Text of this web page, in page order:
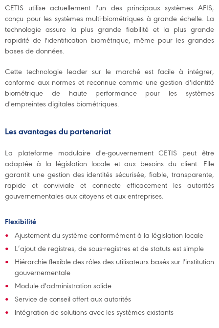
CETIS utilise actuellement l'un des principaux systèmes AFIS,
conçu pour les systèmes multi-biométriques à grande échelle. La
technologie assure la plus grande fiabilité et la plus grande
rapidité de l'identification biométrique, même pour les grandes
bases de données.
Cette technologie leader sur le marché est facile à intégrer,
conforme aux normes et reconnue comme une gestion d'identité
biométrique de haute performance pour les systèmes
d'empreintes digitales biométriques.
Les avantages du partenariat
La plateforme modulaire d'e-gouvernement CETIS peut être
adaptée à la législation locale et aux besoins du client. Elle
garantit une gestion des identités sécurisée, fiable, transparente,
rapide et conviviale et connecte efficacement les autorités
gouvernementales aux citoyens et aux entreprises.
Flexibilité
Ajustement du système conformément à la législation locale
L’ajout de registres, de sous-registres et de statuts est simple
Hiérarchie flexible des rôles des utilisateurs basés sur l'institution
gouvernementale
Module d'administration solide
Service de conseil offert aux autorités
lntégration de solutions avec les systèmes existants